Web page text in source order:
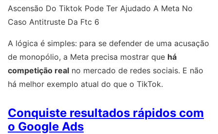
Ascensão Do Tiktok Pode Ter Ajudado A Meta No
Caso Antitruste Da Ftc 6
A lógica é simples: para se defender de uma acusação
de monopólio, a Meta precisa mostrar que há
competição real no mercado de redes sociais. E não
há melhor exemplo atual do que o TikTok.
Conquiste resultados rápidos com
o Google Ads